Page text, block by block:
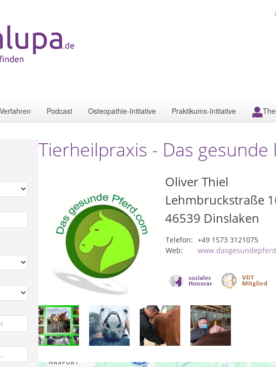
Podcast Osteopathie-Initiative Praktikums-Initiative
Tierheilpraxis - Das gesunde
Oliver Thiel
Lehmbruckstraße
46539 Dinslaken
Telefon: +49 1573 3121075
Web: